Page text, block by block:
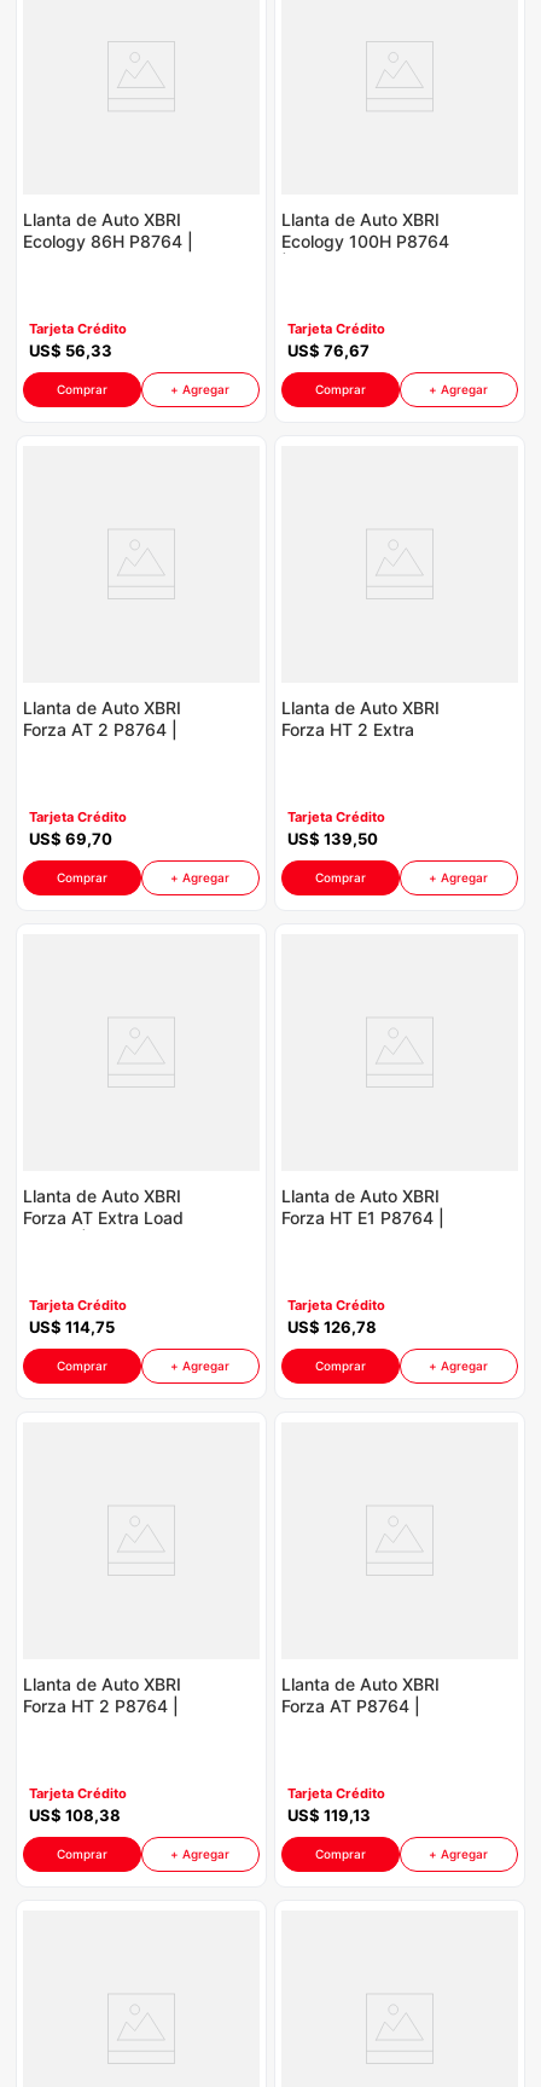
Llanta de Auto XBRI
Ecology 86H P8764 |
Tarjeta Crédito
US$ 56,33
Comprar + Agregar
Llanta de Auto XBRI
Ecology 100H P8764
Tarjeta Crédito
US$ 76,67
Comprar + Agregar
Llanta de Auto XBRI
Forza AT 2 P8764 |
Tarjeta Crédito
US$ 69,70
Comprar + Agregar
Llanta de Auto XBRI
Forza HT 2 Extra
Tarjeta Crédito
US$ 139,50
Comprar + Agregar
Llanta de Auto XBRI
Forza AT Extra Load
Tarjeta Crédito
US$ 114,75
Comprar + Agregar
Llanta de Auto XBRI
Forza HT E1 P8764 |
Tarjeta Crédito
US$ 126,78
Comprar + Agregar
Llanta de Auto XBRI
Forza HT 2 P8764 |
Tarjeta Crédito
US$ 108,38
Comprar + Agregar
Llanta de Auto XBRI
Forza AT P8764 |
Tarjeta Crédito
US$ 119,13
Comprar + Agregar